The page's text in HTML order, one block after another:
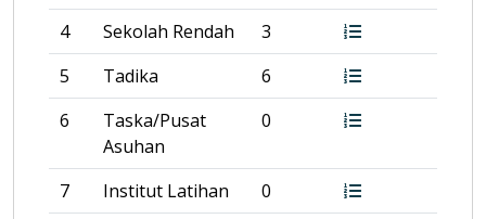
4 Sekolah Rendah
3
5
Tadika
6
6
Taska/Pusat
Asuhan
0
7 Institut Latihan
0